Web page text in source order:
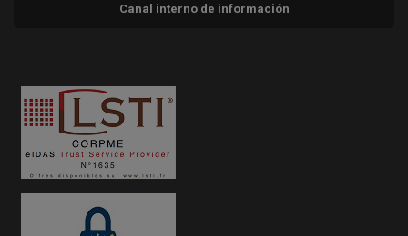
Canal interno de información